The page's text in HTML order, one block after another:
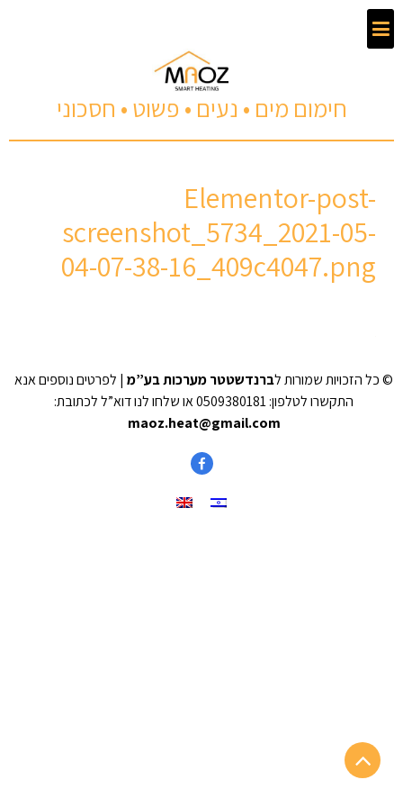
חימום מים • נעים • פשוט • חסכוני
Elementor-post-
screenshot_5734_2021-05-
04-07-38-16_409c4047.png
© כל הזכויות שמורות לברנדשטטר מערכות בע”מ | לפרטים נוספים אנא
התקשרו לטלפון: 0509380181 או שלחו לנו דוא”ל לכתובת:
maoz.heat@gmail.com